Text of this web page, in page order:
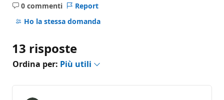
0 commenti
Nessun
commento
Report
Ho la stessa domanda
13 risposte
Ordina per: Più utili